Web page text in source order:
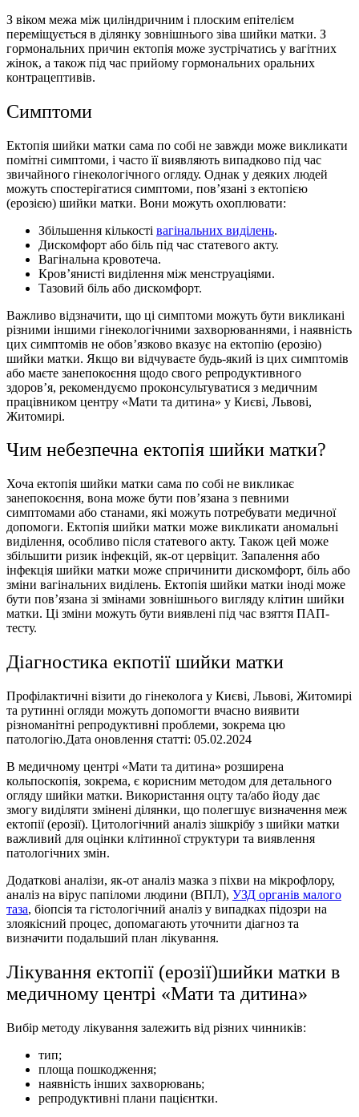
З віком межа між циліндричним і плоским епітелієм
переміщується в ділянку зовнішнього зіва шийки матки. З
гормональних причин ектопія може зустрічатись у вагітних
жінок, а також під час прийому гормональних оральних
контрацептивів.
Симптоми
Ектопія шийки матки сама по собі не завжди може викликати
помітні симптоми, і часто її виявляють випадково під час
звичайного гінекологічного огляду. Однак у деяких людей
можуть спостерігатися симптоми, пов’язані з ектопією
(ерозією) шийки матки. Вони можуть охоплювати:
Збільшення кількості вагінальних виділень.
Дискомфорт або біль під час статевого акту.
Вагінальна кровотеча.
Кров’янисті виділення між менструаціями.
Тазовий біль або дискомфорт.
Важливо відзначити, що ці симптоми можуть бути викликані
різними іншими гінекологічними захворюваннями, і наявність
цих симптомів не обов’язково вказує на ектопію (ерозію)
шийки матки. Якщо ви відчуваєте будь-який із цих симптомів
або маєте занепокоєння щодо свого репродуктивного
здоров’я, рекомендуємо проконсультуватися з медичним
працівником центру «Мати та дитина» у Києві, Львові,
Житомирі.
Чим небезпечна ектопія шийки матки?
Хоча ектопія шийки матки сама по собі не викликає
занепокоєння, вона може бути пов’язана з певними
симптомами або станами, які можуть потребувати медичної
допомоги. Ектопія шийки матки може викликати аномальні
виділення, особливо після статевого акту. Також цей може
збільшити ризик інфекцій, як-от цервіцит. Запалення або
інфекція шийки матки може спричинити дискомфорт, біль або
зміни вагінальних виділень. Ектопія шийки матки іноді може
бути пов’язана зі змінами зовнішнього вигляду клітин шийки
матки. Ці зміни можуть бути виявлені під час взяття ПАП-
тесту.
Діагностика екпотії шийки матки
Профілактичні візити до гінеколога у Києві, Львові, Житомирі
та рутинні огляди можуть допомогти вчасно виявити
різноманітні репродуктивні проблеми, зокрема цю
патологію.Дата оновлення статті: 05.02.2024
В медичному центрi «Мати та дитина» розширена
кольпоскопія, зокрема, є корисним методом для детального
огляду шийки матки. Використання оцту та/або йоду дає
змогу виділяти змінені ділянки, що полегшує визначення меж
ектопії (ерозії). Цитологічний аналіз зішкрібу з шийки матки
важливий для оцінки клітинної структури та виявлення
патологічних змін.
Додаткові аналізи, як-от аналіз мазка з піхви на мікрофлору,
аналіз на вірус папіломи людини (ВПЛ), УЗД органів малого
таза, біопсія та гістологічний аналіз у випадках підозри на
злоякісний процес, допомагають уточнити діагноз та
визначити подальший план лікування.
Лікування ектопії (ерозії)шийки матки в
медичному центрi «Мати та дитина»
Вибір методу лікування залежить від різних чинників:
тип;
площа пошкодження;
наявність інших захворювань;
репродуктивні плани пацієнтки.